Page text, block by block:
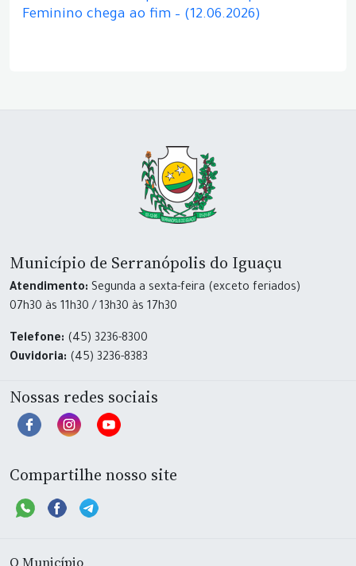
Feminino chega ao fim – (12.06.2026)
Município de Serranópolis do Iguaçu
Atendimento: Segunda a sexta-feira (exceto feriados)
07h30 às 11h30 / 13h30 às 17h30
Telefone: (45) 3236-8300
Ouvidoria: (45) 3236-8383
Nossas redes sociais
Compartilhe nosso site
O Município